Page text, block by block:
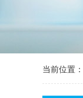
当前位置：